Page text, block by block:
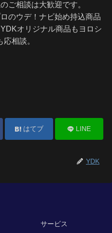
ご相談は大歓迎です。
のウデ！ナビ始め持込商品
オリジナル商品もヨロシ
相談。
はてブ LINE
YDK
サービス